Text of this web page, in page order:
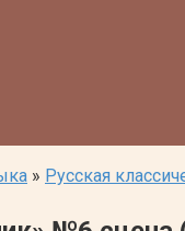
» Русская